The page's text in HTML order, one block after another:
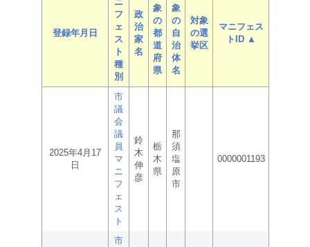
登録年月日
フ
ェ
ス
ト
種
別
政
治
家
名
象
の
都
道
府
県
象
の
自
治
体
名
対象
の選
挙区
マニフェス
トID ▲
2025年4月17
日
市
議
会
議
員
マ
ニ
フ
ェ
ス
ト
鈴
木
伸
彦
栃
木
県
那
須
塩
原
市
0000001193
市